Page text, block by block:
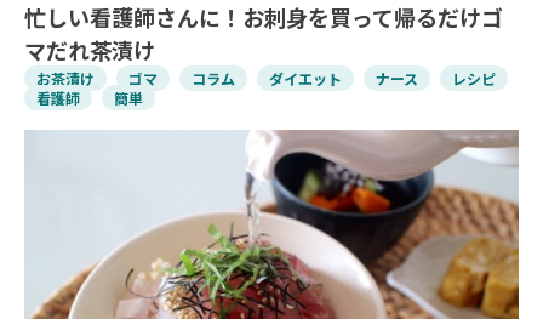
忙しい看護師さんに！お刺身を買って帰るだけゴ
マだれ茶漬け
お茶漬け ゴマ コラム ダイエット ナース
レシピ
看護師
簡単